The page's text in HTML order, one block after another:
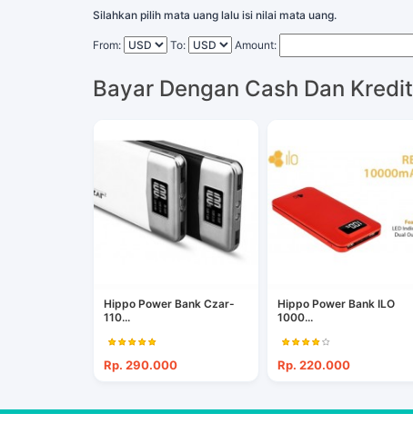
Silahkan pilih mata uang lalu isi nilai mata uang.
From: To: Amount:
Bayar Dengan Cash Dan Kredit
Hippo Power Bank Czar-
110...
Rp. 290.000
Hippo Power Bank ILO
1000...
Rp. 220.000